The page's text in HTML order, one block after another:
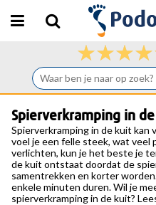
Spierverkramping in
Spierverkramping in de kuit kan
voel je een felle steek, wat veel
verlichten, kun je het beste je
de kuit ontstaat doordat de
samentrekken en korter
enkele minuten duren. Wil je
spierverkramping in de kuit?